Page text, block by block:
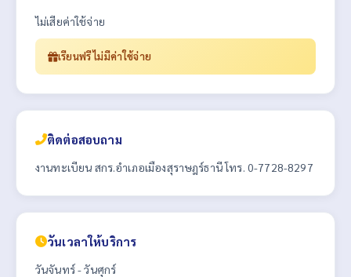
ไม่เสียค่าใช้จ่าย
เรียนฟรี ไม่มีค่าใช้จ่าย
ติดต่อสอบถาม
งานทะเบียน สกร.อำเภอเมืองสุราษฎร์ธานี โทร. 0-7728-8297
วันเวลาให้บริการ
วันจันทร์ - วันศุกร์